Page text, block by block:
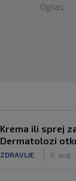
Oglas
Krema ili sprej
Dermatolozi
ZDRAVLJE 6. aug.